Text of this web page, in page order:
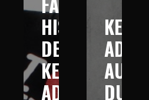
HISTOIRE
DE
KEV
ADAMS
KEV
ADAMS
DU